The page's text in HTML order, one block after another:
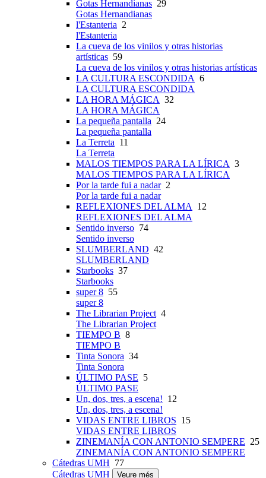
Gotas Hernandianas 29
Gotas Hernandianas
l'Estanteria 2
l'Estanteria
La cueva de los vinilos y otras historias
artísticas 59
La cueva de los vinilos y otras historias artísticas
LA CULTURA ESCONDIDA 6
LA CULTURA ESCONDIDA
LA HORA MÁGICA 32
LA HORA MÁGICA
La pequeña pantalla 24
La pequeña pantalla
La Terreta 11
La Terreta
MALOS TIEMPOS PARA LA LÍRICA 3
MALOS TIEMPOS PARA LA LÍRICA
Por la tarde fui a nadar2
Por la tarde fui a nadar
REFLEXIONES DEL ALMA
12
REFLEXIONES DEL ALMA
Sentido inverso 74
Sentido inverso
SLUMBERLAND 42
SLUMBERLAND
Starbooks 37
Starbooks
super 8 55
super 8
The Librarian Project 4
The Librarian Project
TIEMPO B 8
TIEMPO B
Tinta Sonora 34
Tinta Sonora
ÚLTIMO PASE 5
ÚLTIMO PASE
Un, dos, tres, a escena! 12
Un, dos, tres, a escena!
VIDAS ENTRE LIBROS 15
VIDAS ENTRE LIBROS
ZINEMANÍA CON ANTONIO SEMPERE 25
ZINEMANÍA CON ANTONIO SEMPERE
Cátedras UMH 77
Cátedras UMH
Veure més